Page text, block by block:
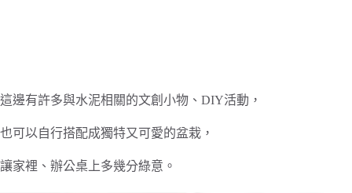
這邊有許多與水泥相關的文創小物、DIY活動，
也可以自行搭配成獨特又可愛的盆栽，
讓家裡、辦公桌上多幾分綠意。